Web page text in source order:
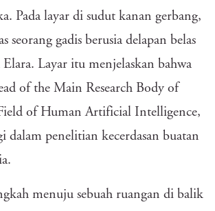
Pada layar di sudut kanan gerbang,
seorang gadis berusia delapan belas
Layar itu menjelaskan bahwa
of the Main Research Body of
of Human Artificial Intelligence,
dalam penelitian kecerdasan buatan
menuju sebuah ruangan di balik